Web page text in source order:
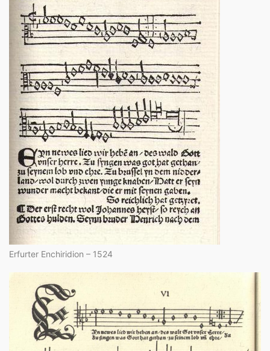
Erfurter Enchiridion – 1524